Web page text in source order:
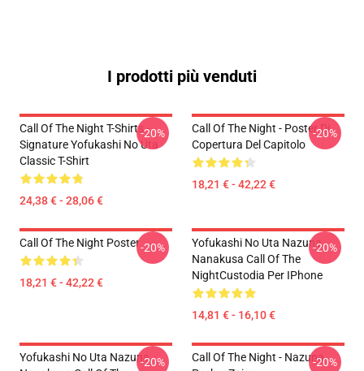
I prodotti più venduti
Call Of The Night T-Shirts -
Signature Yofukashi No Uta
Classic T-Shirt
24,38 € - 28,06 €
-20%
Call Of The Night - Poster Di
Copertura Del Capitolo
18,21 € - 42,22 €
-20%
Call Of The Night Poster
18,21 € - 42,22 €
-20%
Yofukashi No Uta Nazuna
Nanakusa Call Of The
NightCustodia Per IPhone
14,81 € - 16,10 €
-20%
Yofukashi No Uta Nazuna-20%
Call Of The Night - Nazuna-20%